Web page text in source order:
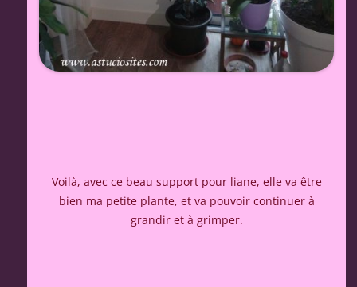
Voilà, avec ce beau support pour liane, elle va être
bien ma petite plante, et va pouvoir continuer à
grandir et à grimper.